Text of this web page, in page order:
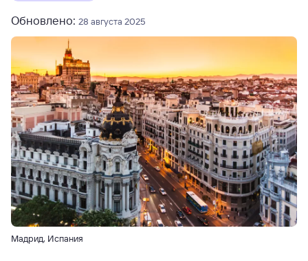
Обновлено: 28 августа 2025
Мадрид, Испания